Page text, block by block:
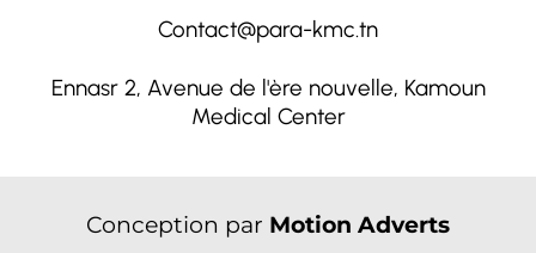
Contact@para-kmc.tn
Ennasr 2, Avenue de l'ère nouvelle, Kamoun
Medical Center
Conception par Motion Adverts